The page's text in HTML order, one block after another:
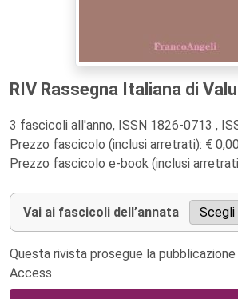
RIV Rassegna Italiana di
3 fascicoli all'anno, ISSN 1826-0713 ,
Prezzo fascicolo (inclusi arretrati): € 0,00
Prezzo fascicolo e-book (inclusi
Vai ai fascicoli dell’annata
Questa rivista prosegue la
Access